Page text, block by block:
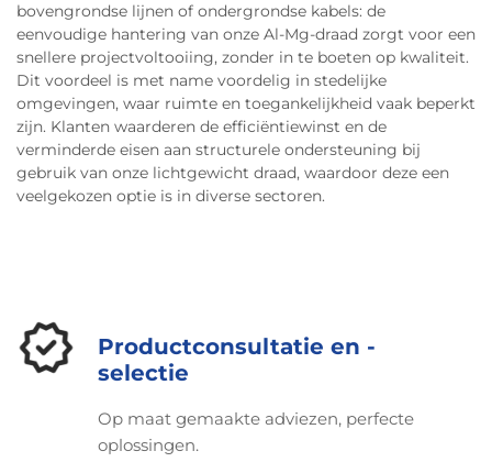
bovengrondse lijnen of ondergrondse kabels: de
eenvoudige hantering van onze Al-Mg-draad zorgt voor een
snellere projectvoltooiing, zonder in te boeten op kwaliteit.
Dit voordeel is met name voordelig in stedelijke
omgevingen, waar ruimte en toegankelijkheid vaak beperkt
zijn. Klanten waarderen de efficiëntiewinst en de
verminderde eisen aan structurele ondersteuning bij
gebruik van onze lichtgewicht draad, waardoor deze een
veelgekozen optie is in diverse sectoren.
Productconsultatie en -
selectie
Op maat gemaakte adviezen, perfecte
oplossingen.